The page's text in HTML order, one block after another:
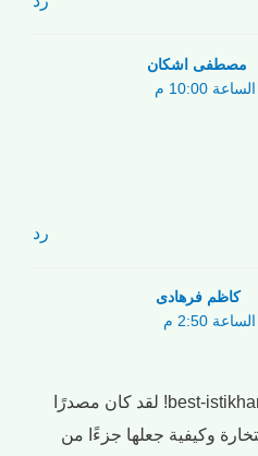
مصطفی اشکان
رد
کاظم فرهادی
أنا سعيد لأنني وجدت best-istikhara.com! لقد كان مصدرًا
وكيفية جعلها جزءًا من